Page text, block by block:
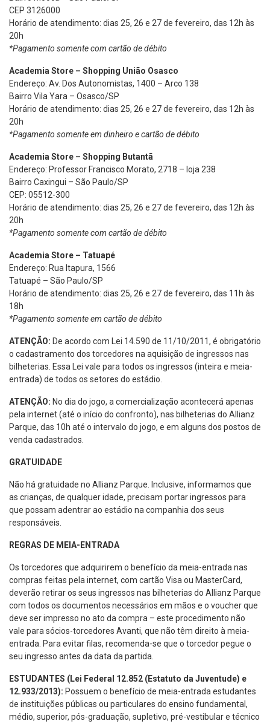
CEP 3126000
Horário de atendimento: dias 25, 26 e 27 de fevereiro, das 12h às
20h
*Pagamento somente com cartão de débito
Academia Store – Shopping União Osasco
Endereço: Av. Dos Autonomistas, 1400 – Arco 138
Bairro Vila Yara – Osasco/SP
Horário de atendimento: dias 25, 26 e 27 de fevereiro, das 12h às
20h
*Pagamento somente em dinheiro e cartão de débito
Academia Store – Shopping Butantã
Endereço: Professor Francisco Morato, 2718 – loja 238
Bairro Caxingui – São Paulo/SP
CEP: 05512-300
Horário de atendimento: dias 25, 26 e 27 de fevereiro, das 12h às
20h
*Pagamento somente com cartão de débito
Academia Store – Tatuapé
Endereço: Rua Itapura, 1566
Tatuapé – São Paulo/SP
Horário de atendimento: dias 25, 26 e 27 de fevereiro, das 11h às
18h
*Pagamento somente em cartão de débito
ATENÇÃO: De acordo com Lei 14.590 de 11/10/2011, é obrigatório
o cadastramento dos torcedores na aquisição de ingressos nas
bilheterias. Essa Lei vale para todos os ingressos (inteira e meia-
entrada) de todos os setores do estádio.
ATENÇÃO: No dia do jogo, a comercialização acontecerá apenas
pela internet (até o início do confronto), nas bilheterias do Allianz
Parque, das 10h até o intervalo do jogo, e em alguns dos postos de
venda cadastrados.
GRATUIDADE
Não há gratuidade no Allianz Parque. Inclusive, informamos que
as crianças, de qualquer idade, precisam portar ingressos para
que possam adentrar ao estádio na companhia dos seus
responsáveis.
REGRAS DE MEIA-ENTRADA
Os torcedores que adquirirem o benefício da meia-entrada nas
compras feitas pela internet, com cartão Visa ou MasterCard,
deverão retirar os seus ingressos nas bilheterias do Allianz Parque
com todos os documentos necessários em mãos e o voucher que
deve ser impresso no ato da compra – este procedimento não
vale para sócios-torcedores Avanti, que não têm direito à meia-
entrada. Para evitar filas, recomenda-se que o torcedor pegue o
seu ingresso antes da data da partida.
ESTUDANTES (Lei Federal 12.852 (Estatuto da Juventude) e
12.933/2013): Possuem o benefício de meia-entrada estudantes
de instituições públicas ou particulares do ensino fundamental,
médio, superior, pós-graduação, supletivo, pré-vestibular e técnico